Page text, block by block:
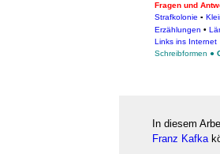
Fragen und
Strafkolonie ▪
Erzählungen •
Links ins Internet
Schreibformen ●
In diesem
Franz Kafka